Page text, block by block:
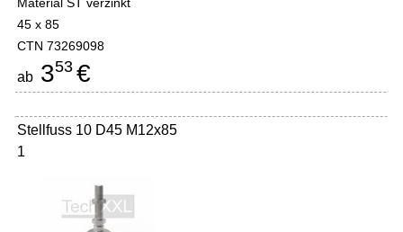
45 x 85
CTN 73269098
ab 353 €
Stellfuss 10 D45 M12x85
1